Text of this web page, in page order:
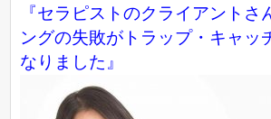
『セラピストのクライアントさ
ングの失敗がトラップ・キャッ
なりました』